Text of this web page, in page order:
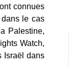
connues
le cas
Palestine,
Watch,
Israël dans